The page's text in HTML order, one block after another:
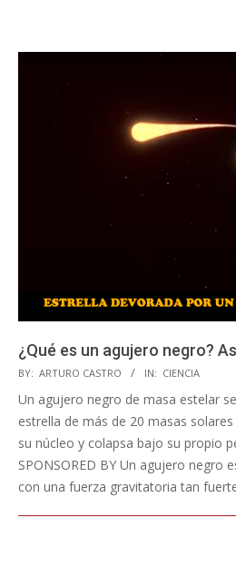
¿Qué es un agujero negro?
2020-
12-
BY: ARTURO CASTRO IN: CIENCIA
Un agujero negro de masa estelar
estrella de más de 20 masas
su núcleo y colapsa bajo su propio
SPONSORED BY Un agujero negro
con una fuerza gravitatoria tan